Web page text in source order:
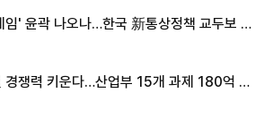
임' 윤곽 나오나…한국 新통상정책 교두보 활
경쟁력 키운다…산업부 15개 과제 180억 지